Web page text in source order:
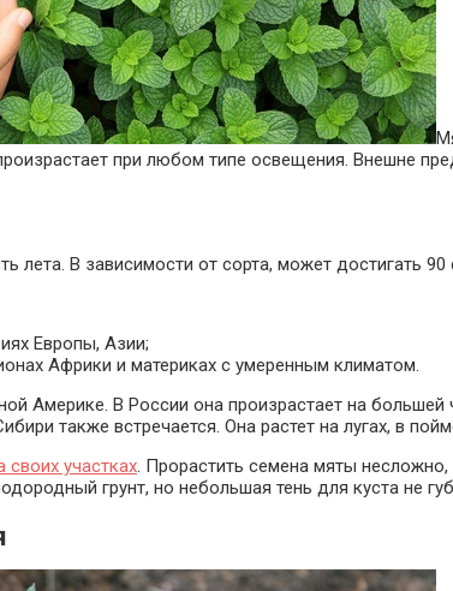
при любом типе освещения. Внешне
лета. В зависимости от сорта, может достигать
Европы, Азии;
Африки и материках с умеренным климатом.
Америке. В России она произрастает на
также встречается. Она растет на лугах, в
участках. Прорастить семена мяты
грунт, но небольшая тень для куста не